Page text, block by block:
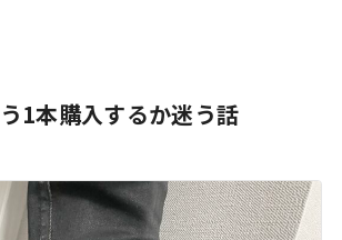
1本購入するか迷う話